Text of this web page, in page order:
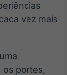
vez mais
os portes,